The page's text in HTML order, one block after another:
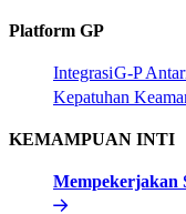
Platform GP​​
Integrasi​​G-P
Kepatuhan
KEMAMPUAN INTI​​
Mempekerjakan